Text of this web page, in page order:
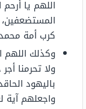
اللهم يا
كرب أمة
وكذلك
ولا تحرمنا
باليهود
واجعلهم آية